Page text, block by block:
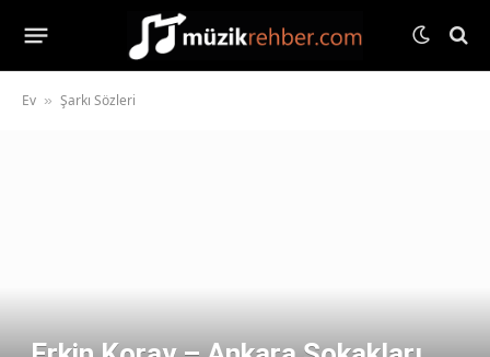
Ev » Şarkı Sözleri